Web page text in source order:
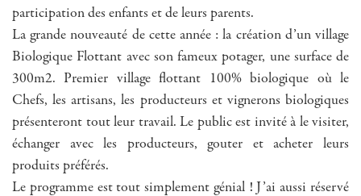
participation des enfants et de leurs parents.
La grande nouveauté de cette année : la création d’un village
Biologique Flottant avec son fameux potager, une surface de
300m2. Premier village flottant 100% biologique où le
Chefs, les artisans, les producteurs et vignerons biologiques
présenteront tout leur travail. Le public est invité à le visiter,
échanger avec les producteurs, gouter et acheter leurs
produits préférés.
Le programme est tout simplement génial ! J’ai aussi réservé